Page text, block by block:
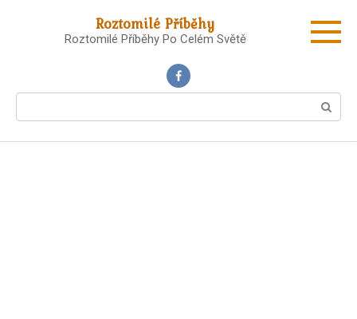
Roztomilé Příběhy
Roztomilé Příběhy Po Celém Světě